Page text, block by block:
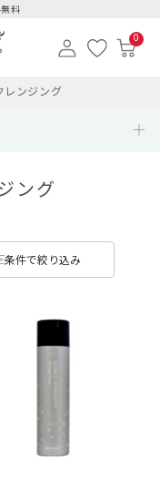
料
0
レンジング
ング
条件で絞り込み